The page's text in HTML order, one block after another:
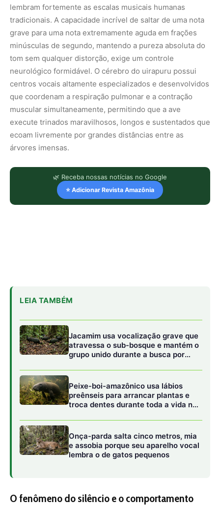
lembram fortemente as escalas musicais humanas
tradicionais. A capacidade incrível de saltar de uma nota
grave para uma nota extremamente aguda em frações
minúsculas de segundo, mantendo a pureza absoluta do
tom sem qualquer distorção, exige um controle
neurológico formidável. O cérebro do uirapuru possui
centros vocais altamente especializados e desenvolvidos
que coordenam a respiração pulmonar e a contração
muscular simultaneamente, permitindo que a ave
execute trinados maravilhosos, longos e sustentados que
ecoam livremente por grandes distâncias entre as
árvores imensas.
🌿 Receba nossas notícias no Google
⭐ Adicionar Revista Amazônia
LEIA TAMBÉM
Jacamim usa vocalização grave que
atravessa o sub-bosque e mantém o
grupo unido durante a busca por
Peixe-boi-amazônico usa lábios
preênseis para arrancar plantas e
troca dentes durante toda a vida nos
Onça-parda salta cinco metros, mia
e assobia porque seu aparelho vocal
lembra o de gatos pequenos
O fenômeno do silêncio e o comportamento